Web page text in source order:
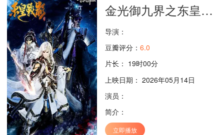
金光御九界之东皇战影
导演：
豆瓣评分： 6.0
片长： 19时00分
上映日期： 2026年05月14日
演员：
简介：
立即播放